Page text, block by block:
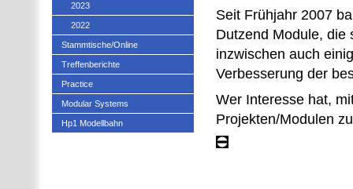
Seit Frühjahr 2007
Dutzend Module, die
inzwischen auch
Verbesserung der
Wer Interesse hat,
Projekten/Modulen
2023
2022
Stammtische/Online
Treffenberichte
Practice
Modular Systems
Hp1 Modellbahn